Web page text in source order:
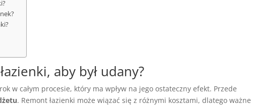
aby był udany?
w całym procesie, który ma wpływ na jego ostateczny efekt. Przede
. Remont łazienki może wiązać się z różnymi kosztami, dlatego ważne